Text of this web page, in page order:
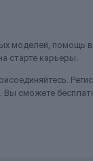
моделей, помощь
старте карьеры.
сможете